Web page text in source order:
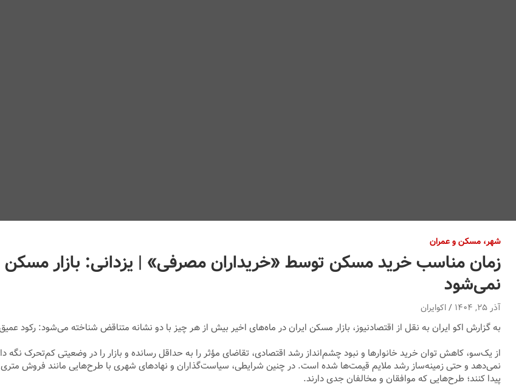
شهر، مسکن و عمران
زمان مناسب خرید مسکن توسط «خریداران مصرفی» | یزدانی: بازار مسکن
نمی‌شود
آذر ۲۵, ۱۴۰۴ اکوایران
به گزارش اکو ایران به نقل از اقتصادنیوز، بازار مسکن ایران در ماه‌های اخیر بیش از هر چیز با دو نشانه متناقض شناخته می‌شود: رکود
از یک‌سو، کاهش توان خرید خانوارها و نبود چشم‌انداز رشد اقتصادی، تقاضای مؤثر را به حداقل رسانده و بازار را در وضعیتی کم‌تحرک
نمی‌دهد و حتی زمینه‌ساز رشد ملایم قیمت‌ها شده است. در چنین شرایطی، سیاست‌گذاران و نهادهای شهری با طرح‌هایی مانند فروش
پیدا کنند؛ طرح‌هایی که موافقان و مخالفان جدی دارند.